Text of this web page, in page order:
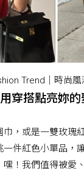
Trend｜時尚風
穿搭點亮妳
巾，或是一雙玫
一件紅色小單品，
嘿！我們值得被愛